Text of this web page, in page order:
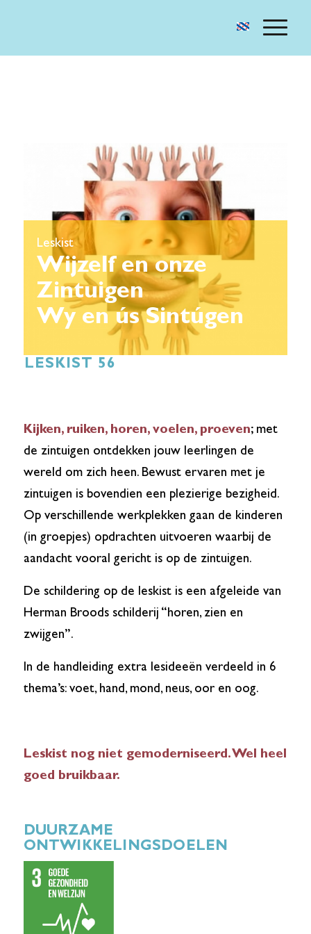
Leskist
Wijzelf en onze
Zintuigen
Wy en ús Sintúgen
LESKIST 56
Kijken, ruiken, horen, voelen, proeven; met
de zintuigen ontdekken jouw leerlingen de
wereld om zich heen. Bewust ervaren met je
zintuigen is bovendien een plezierige bezigheid.
Op verschillende werkplekken gaan de kinderen
(in groepjes) opdrachten uitvoeren waarbij de
aandacht vooral gericht is op de zintuigen.
De schildering op de leskist is een afgeleide van
Herman Broods schilderij “horen, zien en
zwijgen”.
In de handleiding extra lesideeën verdeeld in 6
thema’s: voet, hand, mond, neus, oor en oog.
Leskist nog niet gemoderniseerd. Wel heel
goed bruikbaar.
DUURZAME
ONTWIKKELINGSDOELEN